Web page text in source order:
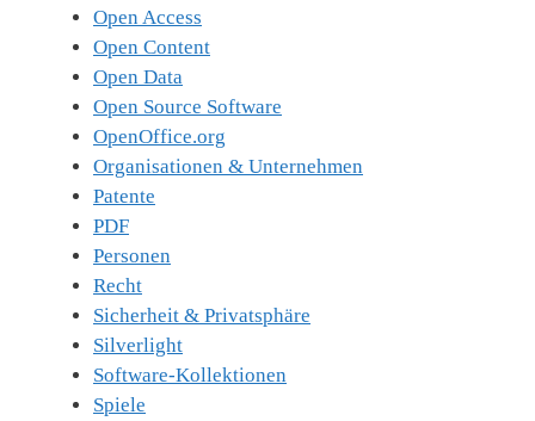
Open Access
Open Content
Open Data
Open Source Software
OpenOffice.org
Organisationen & Unternehmen
Patente
PDF
Personen
Recht
Sicherheit & Privatsphäre
Silverlight
Software-Kollektionen
Spiele